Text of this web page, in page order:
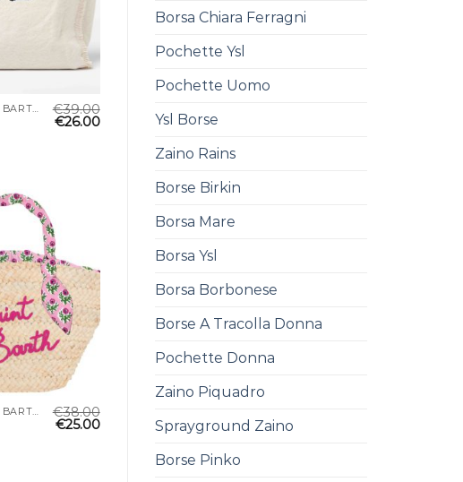
Borsa Chiara Ferragni
Pochette Ysl
Pochette Uomo
Ysl Borse
Zaino Rains
Borse Birkin
Borsa Mare
Borsa Ysl
Borsa Borbonese
Borse A Tracolla Donna
Pochette Donna
Zaino Piquadro
Sprayground Zaino
Borse Pinko
BORSE SAINT BARTH €39.00
€26.00
BORSE SAINT BARTH €38.00
€25.00